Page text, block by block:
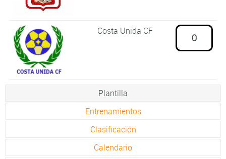
Costa Unida CF
0
Plantilla
Entrenamientos
Clasificación
Calendario